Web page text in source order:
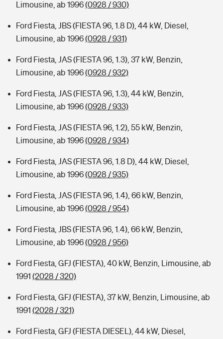
Limousine, ab 1996(0928 / 930)
Ford Fiesta, JBS (FIESTA 96, 1.8 D), 44 kW, Diesel,
Limousine, ab 1996(0928 / 931)
Ford Fiesta, JAS (FIESTA 96, 1.3), 37 kW, Benzin,
Limousine, ab 1996(0928 / 932)
Ford Fiesta, JAS (FIESTA 96, 1.3), 44 kW, Benzin,
Limousine, ab 1996(0928 / 933)
Ford Fiesta, JAS (FIESTA 96, 1.2), 55 kW, Benzin,
Limousine, ab 1996(0928 / 934)
Ford Fiesta, JAS (FIESTA 96, 1.8 D), 44 kW, Diesel,
Limousine, ab 1996(0928 / 935)
Ford Fiesta, JAS (FIESTA 96, 1.4), 66 kW, Benzin,
Limousine, ab 1996(0928 / 954)
Ford Fiesta, JBS (FIESTA 96, 1.4), 66 kW, Benzin,
Limousine, ab 1996(0928 / 956)
Ford Fiesta, GFJ (FIESTA), 40 kW, Benzin, Limousine, ab
1991 (2028 / 320)
Ford Fiesta, GFJ (FIESTA), 37 kW, Benzin, Limousine, ab
1991 (2028 / 321)
Ford Fiesta, GFJ (FIESTA DIESEL), 44 kW, Diesel,